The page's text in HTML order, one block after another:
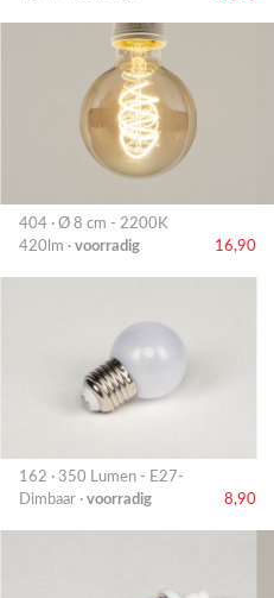
404 · Ø 8 cm - 2200K
420lm · voorradig 16,90
162 · 350 Lumen - E27-
Dimbaar · voorradig 8,90